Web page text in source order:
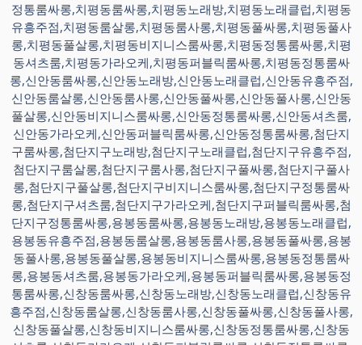
정통룸싸롱,치평동룸싸롱,치평동노래방,치평동노래클럽,치평동
유흥주점,치평동룸살롱,치평동룸사롱,치평동풀싸롱,치평동풀사
롱,치평동풀살롱,치평동비지니스룸싸롱,치평동정통룸싸롱,치평
동셔츠룸,치평동가라오케,치평동퍼블릭룸싸롱,치평동정통룸싸
롱,신안동룸싸롱,신안동노래방,신안동노래클럽,신안동유흥주점,
신안동룸살롱,신안동룸사롱,신안동풀싸롱,신안동풀사롱,신안동
풀살롱,신안동비지니스룸싸롱,신안동정통룸싸롱,신안동셔츠룸,
신안동가라오케,신안동퍼블릭룸싸롱,신안동정통룸싸롱,첨단지
구룸싸롱,첨단지구노래방,첨단지구노래클럽,첨단지구유흥주점,
첨단지구룸살롱,첨단지구룸사롱,첨단지구풀싸롱,첨단지구풀사
롱,첨단지구풀살롱,첨단지구비지니스룸싸롱,첨단지구정통룸싸
롱,첨단지구셔츠룸,첨단지구가라오케,첨단지구퍼블릭룸싸롱,첨
단지구정통룸싸롱,용봉동룸싸롱,용봉동노래방,용봉동노래클럽,
용봉동유흥주점,용봉동룸살롱,용봉동룸사롱,용봉동풀싸롱,용봉
동풀사롱,용봉동풀살롱,용봉동비지니스룸싸롱,용봉동정통룸싸
롱,용봉동셔츠룸,용봉동가라오케,용봉동퍼블릭룸싸롱,용봉동정
통룸싸롱,신창동룸싸롱,신창동노래방,신창동노래클럽,신창동유
흥주점,신창동룸살롱,신창동룸사롱,신창동풀싸롱,신창동풀사롱,
신창동풀살롱,신창동비지니스룸싸롱,신창동정통룸싸롱,신창동